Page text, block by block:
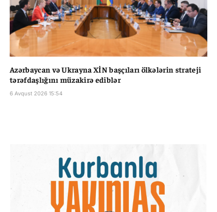
Azərbaycan və Ukrayna XİN başçıları ölkələrin strateji
tərəfdaşlığını müzakirə ediblər
6 Avqust 2026 15:54